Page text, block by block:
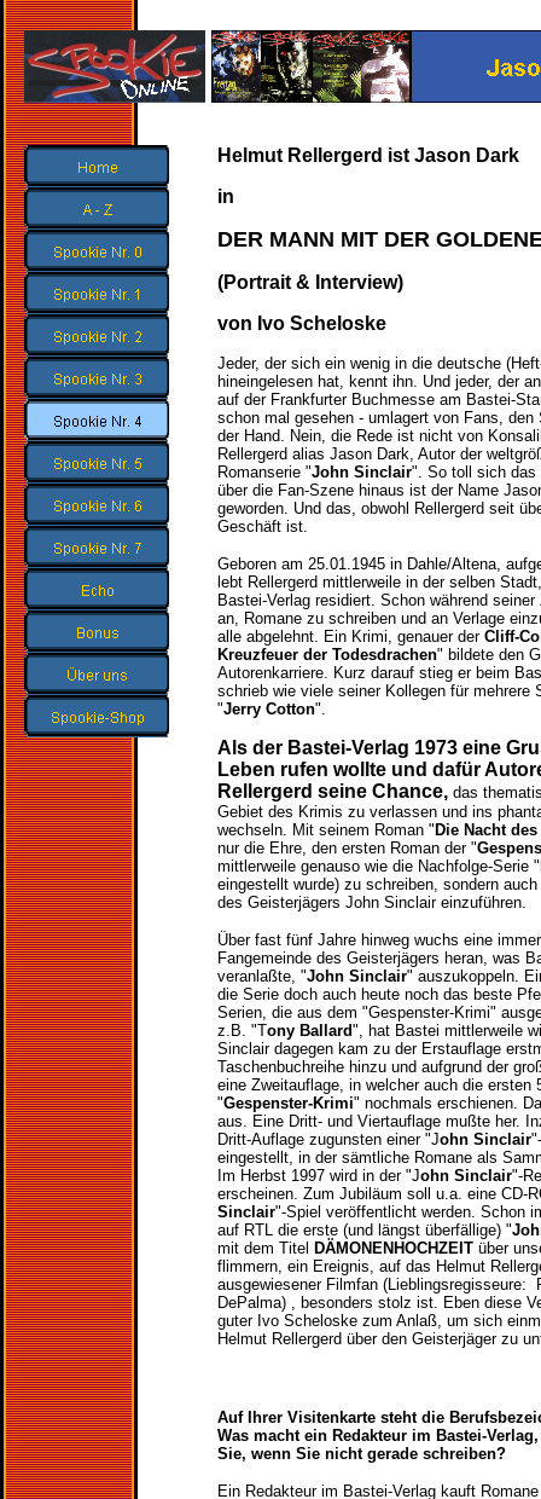
Helmut Rellergerd ist Jason Dark
in
DER MANN MIT DER
(Portrait & Interview)
von Ivo Scheloske
Jeder, der sich ein wenig in die deutsche
hineingelesen hat, kennt ihn. Und jeder, der
auf der Frankfurter Buchmesse am Bastei-
schon mal gesehen - umlagert von Fans,
der Hand. Nein, die Rede ist nicht von
Rellergerd alias Jason Dark, Autor der
Romanserie "John Sinclair". So toll sich das
über die Fan-Szene hinaus ist der Name
geworden. Und das, obwohl Rellergerd seit
Geschäft ist.
Geboren am 25.01.1945 in Dahle/Altena,
lebt Rellergerd mittlerweile in der selben
Bastei-Verlag residiert. Schon während
an, Romane zu schreiben und an Verlage
alle abgelehnt. Ein Krimi, genauer der Cliff-
Kreuzfeuer der Todesdrachen" bildete den
Autorenkarriere. Kurz darauf stieg er beim
schrieb wie viele seiner Kollegen für mehrere
"Jerry Cotton".
Als der Bastei-Verlag 1973 eine
Leben rufen wollte und dafür
Rellergerd seine Chance, das
Gebiet des Krimis zu verlassen und ins
wechseln. Mit seinem Roman " Die Nacht
nur die Ehre, den ersten Roman der "
mittlerweile genauso wie die Nachfolge-Serie "
eingestellt wurde) zu schreiben, sondern
des Geisterjägers John Sinclair einzuführen.
Über fast fünf Jahre hinweg wuchs eine
Fangemeinde des Geisterjägers heran, was
veranlaßte, "John Sinclair" auszukoppeln.
die Serie doch auch heute noch das beste
Serien, die aus dem "Gespenster-Krimi"
z.B. "Tony Ballard", hat Bastei mittlerweile
Sinclair dagegen kam zu der Erstauflage
Taschenbuchreihe hinzu und aufgrund der
eine Zweitauflage, in welcher auch die ersten
"Gespenster-Krimi" nochmals erschienen.
aus. Eine Dritt- und Viertauflage mußte her.
Dritt-Auflage zugunsten einer "John Sinclair
eingestellt, in der sämtliche Romane als
Im Herbst 1997 wird in der "John Sinclair"-
erscheinen. Zum Jubiläum soll u.a. eine CD-
Sinclair"-Spiel veröffentlicht werden. Schon
auf RTL die erste (und längst überfällige) "
mit dem Titel DÄMONENHOCHZEIT über
flimmern, ein Ereignis, auf das Helmut
ausgewiesener Filmfan (Lieblingsregisseure:
DePalma) , besonders stolz ist. Eben diese
guter Ivo Scheloske zum Anlaß, um sich
Helmut Rellergerd über den Geisterjäger zu
Auf Ihrer Visitenkarte steht die
Was macht ein Redakteur im Bastei-
Sie, wenn Sie nicht gerade schreiben?
Ein Redakteur im Bastei-Verlag kauft